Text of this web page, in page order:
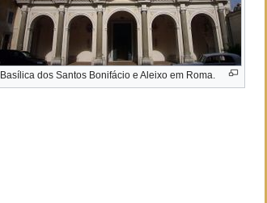
Basílica dos Santos Bonifácio e Aleixo em Roma.